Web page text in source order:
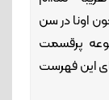
اونا در سن
پرقسمت
این فهرست